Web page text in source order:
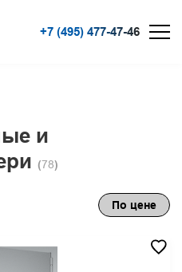
+7 (495) 477-47-46
и
(78)
По цене